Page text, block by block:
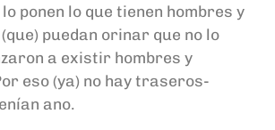
ponen lo que tienen hombres y
puedan orinar que no lo
a existir hombres y
eso (ya) no hay traseros-
ano.